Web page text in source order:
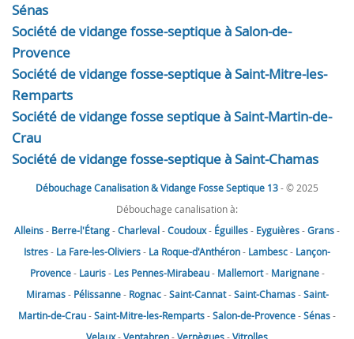
Sénas
Société de vidange fosse-septique à Salon-de-
Provence
Société de vidange fosse-septique à Saint-Mitre-les-
Remparts
Société de vidange fosse septique à Saint-Martin-de-
Crau
Société de vidange fosse-septique à Saint-Chamas
Débouchage Canalisation & Vidange Fosse Septique 13- © 2025
Débouchage canalisation à:
Alleins- Berre-l'Étang-Charleval-Coudoux- Éguilles- Eyguières-Grans-
Istres- La Fare-les-Oliviers- La Roque-d'Anthéron- Lambesc- Lançon-
Provence- Lauris- Les Pennes-Mirabeau- Mallemort- Marignane-
Miramas- Pélissanne- Rognac-Saint-Cannat-Saint-Chamas-Saint-
Martin-de-Crau-Saint-Mitre-les-Remparts-Salon-de-Provence-Sénas-